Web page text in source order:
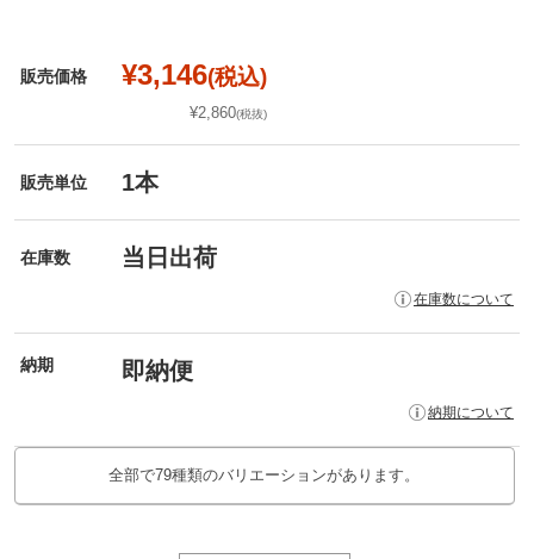
販売価格 ¥3,146(税込)
¥2,860(税抜)
販売単位 1本
在庫数 当日出荷
在庫数について
納期 即納便
納期について
全部で79種類のバリエーションがあります。